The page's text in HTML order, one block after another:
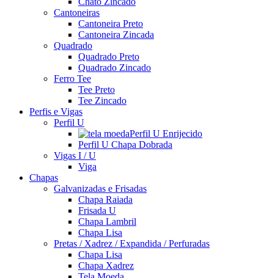
Cantoneiras
Cantoneira Preto
Cantoneira Zincada
Quadrado
Quadrado Preto
Quadrado Zincado
Ferro Tee
Tee Preto
Tee Zincado
Perfis e Vigas
Perfil U
Perfil U Enrijecido
Perfil U Chapa Dobrada
Vigas I / U
Viga
Chapas
Galvanizadas e Frisadas
Chapa Raiada
Frisada U
Chapa Lambril
Chapa Lisa
Pretas / Xadrez / Expandida / Perfuradas
Chapa Lisa
Chapa Xadrez